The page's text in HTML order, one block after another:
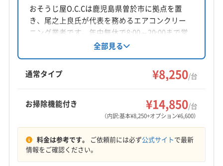
鹿児島県鹿屋市笠之原町15-30 号
対応地域
垂水市 曽於市
肝属郡肝付町
肝属郡錦江町
肝属郡東串良町
肝属郡南大隅町
9:00〜18:00
定休日
おそうじ屋O.C.Cは鹿児島県曽於市に拠点を置
き、尾之上良氏が代表を務めるエアコンクリー
ニング業者です。年中無休で8:00～20:00まで営
業し、土日祝日も対応。防カビ・抗菌コーティ
ングも提供しています。基本料金は一台8250
円。お掃除機能付きエアコンはオプションで対
応可能です。
全部見る
通常タイプ ¥8,250/台
お掃除機能付き ¥14,850/台
（内訳:基本¥8,250+オプション¥6,600）
料金は参考です。 ご依頼前には必ず公式サイトで最新
情報をご確認ください。